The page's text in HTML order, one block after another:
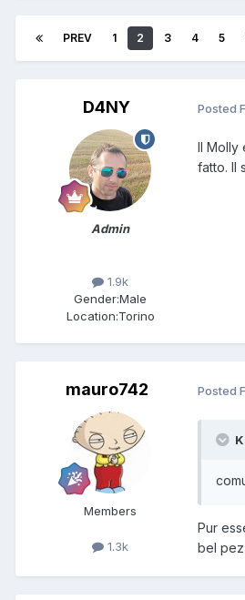
PREV 1 2 3 4 5
D4NY
Admin
1.9k
Gender:Male
Location:Torino
Posted
Il Molly
fatto. Il
mauro742
Members
1.3k
Posted
Pur
bel